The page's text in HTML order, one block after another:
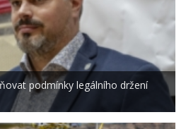
podmínky legálního držení